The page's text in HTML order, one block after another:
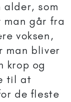
som
går fra
voksen,
man bliver
krop og
til at
de fleste